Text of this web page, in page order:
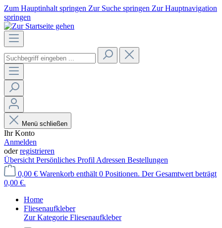
Zum Hauptinhalt springen Zur Suche springen Zur Hauptnavigation
springen
Menü schließen
Ihr Konto
Anmelden
oderregistrieren
Übersicht Persönliches Profil Adressen Bestellungen
0,00 € Warenkorb enthält 0 Positionen. Der Gesamtwert beträgt
0,00 €.
Home
Fliesenaufkleber
Zur Kategorie Fliesenaufkleber